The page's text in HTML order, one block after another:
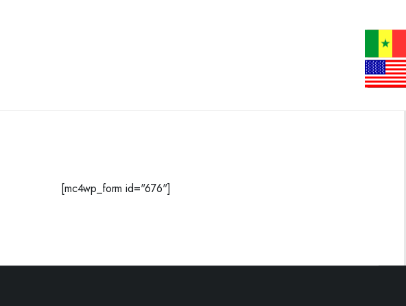
[mc4wp_form id="676"]